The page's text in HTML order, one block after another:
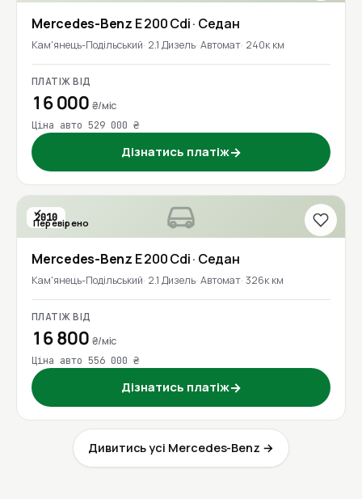
Mercedes-Benz E 200 Cdi· Седан
Кам'янець-Подільський 2.1 Дизель Автомат 240к км
ПЛАТІЖ ВІД
16 000 ₴/міс
Ціна авто 529 000 ₴
Дізнатись платіж→
2010
Перевірено
Mercedes-Benz E 200 Cdi· Седан
Кам'янець-Подільський 2.1 Дизель Автомат 326к км
ПЛАТІЖ ВІД
16 800 ₴/міс
Ціна авто 556 000 ₴
Дізнатись платіж→
Дивитись усі Mercedes-Benz →